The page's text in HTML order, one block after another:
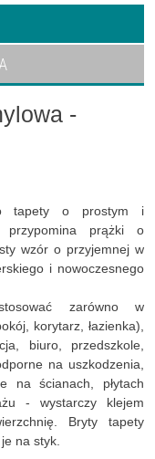
-
tapety o prostym i
przypomina prążki o
wzór o przyjemnej w
i nowoczesnego
zarówno w
korytarz, łazienka),
biuro, przedszkole,
na uszkodzenia,
na ścianach, płytach
- wystarczy klejem
Bryty tapety
na styk.